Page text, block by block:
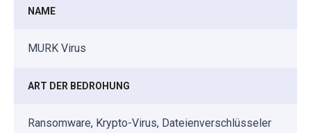
NAME
MURK Virus
ART DER BEDROHUNG
Ransomware, Krypto-Virus, Dateienverschlüsseler